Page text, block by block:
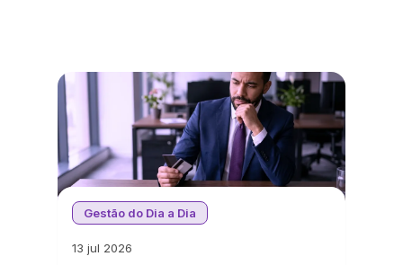
Gestão do Dia a Dia
13 jul 2026